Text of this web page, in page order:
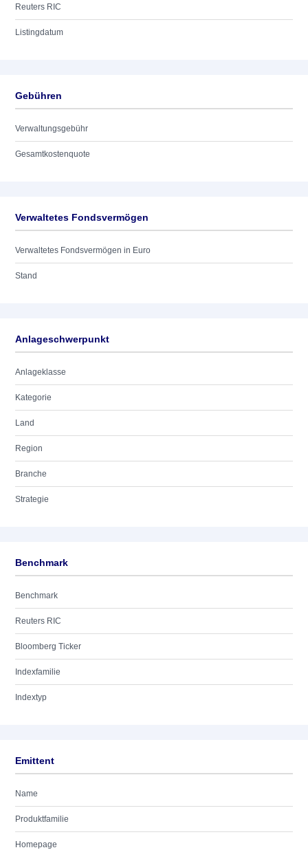
Reuters RIC
Listingdatum
Gebühren
Verwaltungsgebühr
Gesamtkostenquote
Verwaltetes Fondsvermögen
Verwaltetes Fondsvermögen in Euro
Stand
Anlageschwerpunkt
Anlageklasse
Kategorie
Land
Region
Branche
Strategie
Benchmark
Benchmark
Reuters RIC
Bloomberg Ticker
Indexfamilie
Indextyp
Emittent
Name
Produktfamilie
Homepage